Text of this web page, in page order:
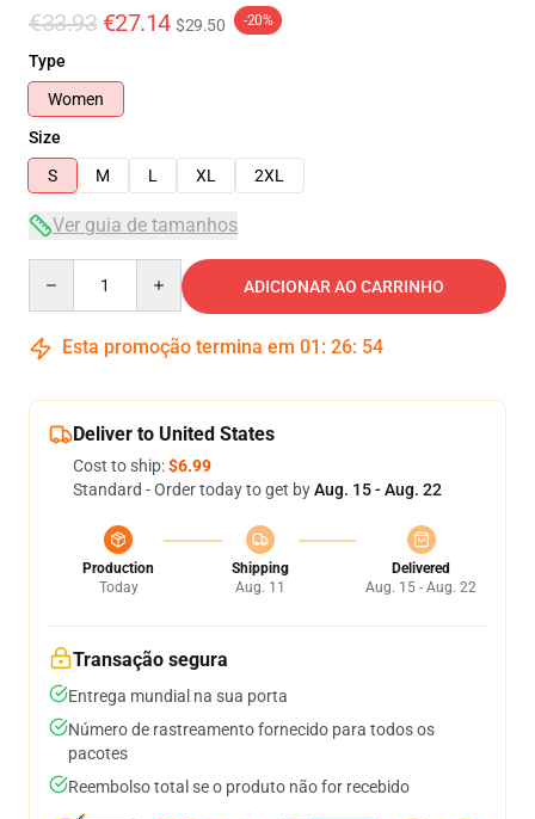
€33.93 €27.14 $29.50 -20%
Type
Women
Size
S
M L XL 2XL
Ver guia de tamanhos
ADICIONAR AO CARRINHO
Esta promoção termina em 01 : 26: 53
Deliver to United States
Cost to ship:$6.99
Standard - Order today to get byAug. 15 - Aug. 22
Production
Today
Shipping
Aug. 11
Delivered
Aug. 15 - Aug. 22
Transação segura
Entrega mundial na sua porta
Número de rastreamento fornecido para todos os
pacotes
Reembolso total se o produto não for recebido